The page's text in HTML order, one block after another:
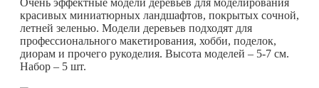
красивых миниатюрных ландшафтов, покрытых сочной,
летней зеленью. Модели деревьев подходят для
профессионального макетирования, хобби, поделок,
диорам и прочего рукоделия. Высота моделей – 5-7 см.
Набор – 5 шт.